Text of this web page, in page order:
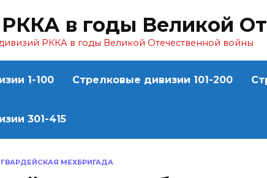
в годы Великой
РККА в годы Великой Отечественной войны
1-100 Стрелковые дивизии 101-200
301-415
ГВАРДЕЙСКАЯ МЕХБРИГАДА